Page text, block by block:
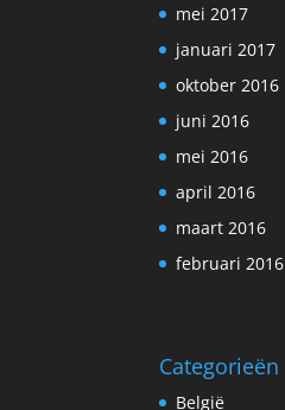
mei 2017
januari 2017
oktober 2016
juni 2016
mei 2016
april 2016
maart 2016
februari 2016
Categorieën
België